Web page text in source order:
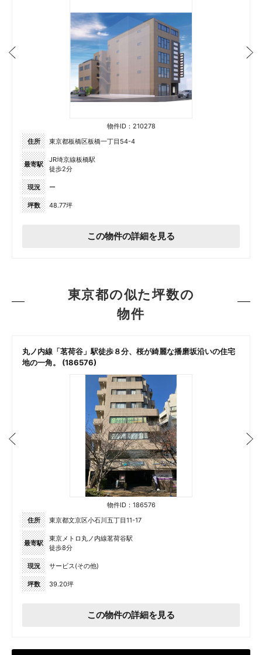
物件ID：210278
住所
東京都板橋区板橋一丁目54-4
最寄駅
JR埼京線板橋駅
徒歩2分
現況 ー
坪数 48.77坪
この物件の詳細を見る
東京都の似た坪数の
物件
丸ノ内線「茗荷谷」駅徒歩８分、桜が綺麗な播磨坂沿いの住宅
地の一角。 (186576)
物件ID：186576
住所
東京都文京区小石川五丁目11-17
最寄駅
東京メトロ丸ノ内線茗荷谷駅
徒歩8分
現況 サービス(その他)
坪数 39.20坪
この物件の詳細を見る